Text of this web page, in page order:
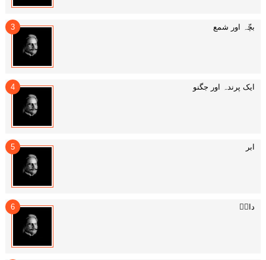
بچّہ اور شمع
ایک پرندہ اور جگنو
ابر
داغؔ